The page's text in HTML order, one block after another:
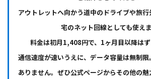
アウトレットへ向かう道中のドライブや旅
宅のネット回線としても使え
料金は初月1,408円で、1ヶ月目以降は
通信速度が速いうえに、データ容量は無制
ありません。ぜひ公式ページからその他の